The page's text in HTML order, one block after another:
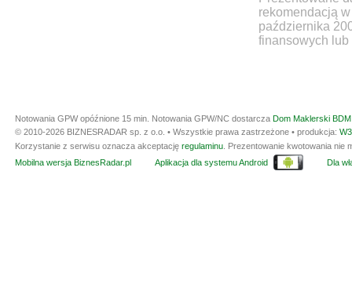
rekomendacją
października
finansowych lub
Notowania GPW opóźnione 15 min. Notowania GPW/NC dostarcza Dom Maklerski
© 2010-2026 BIZNESRADAR sp. z o.o. • Wszystkie prawa zastrzeżone • produkcja:
Korzystanie z serwisu oznacza akceptację regulaminu . Prezentowanie kwotowania
Mobilna wersja BiznesRadar.pl
Aplikacja dla systemu Android Dla